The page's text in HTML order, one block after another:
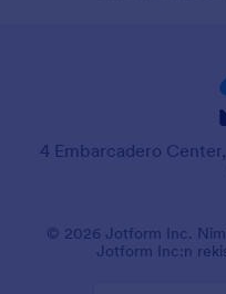
4 Embarcadero
© 2026 Jotform Inc.
Jotform Inc:n